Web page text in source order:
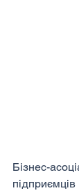
Бізнес-